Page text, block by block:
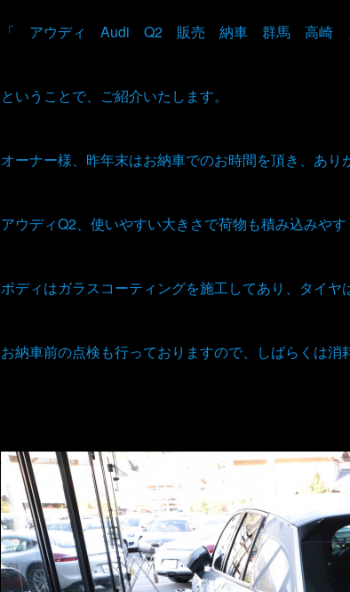
「 アウディ Audi Q2 販売 納車 群馬 高崎
ということで、ご紹介いたします。
オーナー様、昨年末はお納車でのお時間を頂き、あり
アウディQ2、使いやすい大きさで荷物も積み込みや
ボディはガラスコーティングを施工してあり、タイヤ
お納車前の点検も行っておりますので、しばらくは